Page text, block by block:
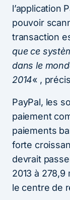
l’application
pouvoir
transaction
que ce
dans le
2014« ,
PayPal, les
paiement
paiements
forte
devrait
2013 à 278,9
le centre de